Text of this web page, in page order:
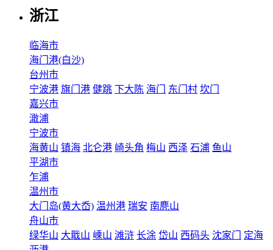
浙江
临海市
海门港(白沙)
台州市
宁波港 旗门港 健跳 下大陈 海门 东门村 坎门
嘉兴市
澉浦
宁波市
海黄山 镇海 北仑港 崎头角 梅山 西泽 石浦 鱼山
平湖市
乍浦
温州市
大门岛(黄大岙) 温州港 瑞安 南麂山
舟山市
绿华山 大戢山 嵊山 滩浒 长涂 岱山 西码头 沈家门
定海